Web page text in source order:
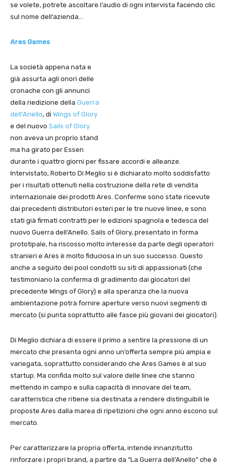
se volete, potrete ascoltare l’audio di ogni intervista facendo clic
sul nome dell’azienda…
Ares Games
La società appena nata e
già assurta agli onori delle
cronache con gli annunci
della riedizione della Guerra
dell’Anello, di Wings of Glory
e del nuovo Sails of Glory
non aveva un proprio stand
ma ha girato per Essen
durante i quattro giorni per fissare accordi e alleanze.
Intervistato, Roberto Di Meglio si è dichiarato molto soddisfatto
per i risultati ottenuti nella costruzione della rete di vendita
internazionale dei prodotti Ares. Conferme sono state ricevute
dai precedenti distributori esteri per le tre nuove linee, e sono
stati già firmati contratti per le edizioni spagnola e tedesca del
nuovo Guerra dell’Anello. Sails of Glory, presentato in forma
prototipale, ha riscosso molto interesse da parte degli operatori
stranieri e Ares è molto fiduciosa in un suo successo. Questo
anche a seguito dei pool condotti su siti di appassionati (che
testimoniano la conferma di gradimento dai giocatori del
precedente Wings of Glory) e alla speranza che la nuova
ambientazione potrà fornire aperture verso nuovi segmenti di
mercato (si punta soprattutto alle fasce più giovani dei giocatori).
Di Meglio dichiara di essere il primo a sentire la pressione di un
mercato che presenta ogni anno un’offerta sempre più ampia e
variegata, soprattutto considerando che Ares Games è al suo
startup. Ma confida molto sul valore delle linee che stanno
mettendo in campo e sulla capacità di innovare del team,
caratteristica che ritiene sia destinata a rendere distinguibili le
proposte Ares dalla marea di ripetizioni che ogni anno escono sul
mercato.
Per caratterizzare la propria offerta, intende innanzitutto
rinforzare i propri brand, a partire da “La Guerra dell’Anello” che è